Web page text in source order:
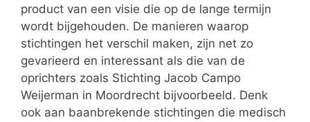
product van een visie die op de lange termijn
wordt bijgehouden. De manieren waarop
stichtingen het verschil maken, zijn net zo
gevarieerd en interessant als die van de
oprichters zoals Stichting Jacob Campo
Weijerman in Moordrecht bijvoorbeeld. Denk
ook aan baanbrekende stichtingen die medisch